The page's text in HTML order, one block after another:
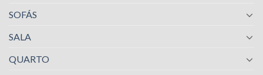
SOFÁS
SALA
QUARTO